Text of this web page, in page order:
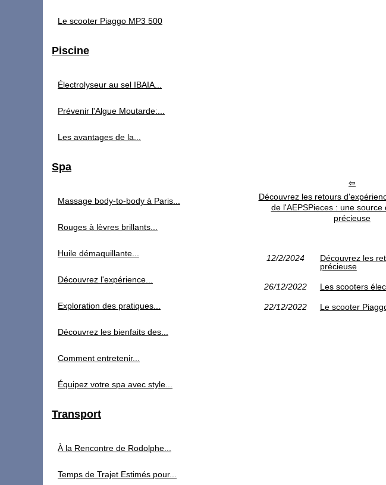
Découvrez les retours
de l'AEPSPieces : une source
précieuse
12/2/2024
Découvrez les
précieuse
26/12/2022 Les scooters
22/12/2022 Le scooter
Le scooter Piaggo MP3 500
Piscine
Électrolyseur au sel IBAIA...
Prévenir l'Algue Moutarde:...
Les avantages de la...
Spa
Massage body-to-body à Paris...
Rouges à lèvres brillants...
Huile démaquillante...
Découvrez l'expérience...
Exploration des pratiques...
Découvrez les bienfaits des...
Comment entretenir...
Équipez votre spa avec style...
Transport
À la Rencontre de Rodolphe...
Temps de Trajet Estimés pour...